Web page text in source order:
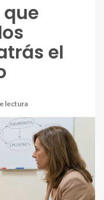
el
lectura